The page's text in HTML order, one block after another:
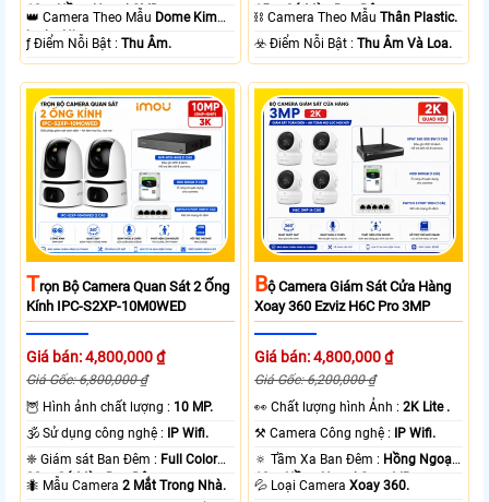
10m Hồng Ngoại SMD.
👑 Camera Theo Mẫu Dome Kim
loại + Nhựa.
️ƒ Điểm Nỗi Bật :Thu Âm.
15m Có Màu Ban Ðêm.
⛓ Camera Theo MẫuThân Plastic.
️☣️ Điểm Nỗi Bật :Thu Âm Và Loa.
TRọn Bộ Camera Quan Sát 2 Ống
Kính IPC-S2XP-10M0WED
Giá bán: 4,800,000 ₫
Giá Gốc: 6,800,000 ₫
🦉 Hình ảnh chất lượng : 10 MP.
🕉️ Sử dụng công nghệ : IP Wifi.
❈ Giám sát Ban Đêm : Full Color
20m Có Màu Ban Ðêm.
🐜 Mẫu Camera2 Mắt Trong Nhà.
BỘ Camera Giám Sát Cửa Hàng
Xoay 360 Ezviz H6C Pro 3MP
Giá bán: 4,800,000 ₫
Giá Gốc: 6,200,000 ₫
️👀 Chất lượng hình Ảnh :2K Lite .
⚒ Camera Công nghệ : IP Wifi.
🔅 Tầm Xa Ban Đêm : Hồng Ngoại
10m Hồng Ngoại Smart IR.
💦 Loại CameraXoay 360.